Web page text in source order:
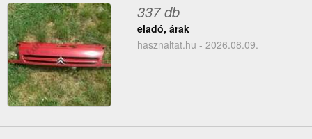
337 db
eladó, árak
hasznaltat.hu - 2026.08.09.